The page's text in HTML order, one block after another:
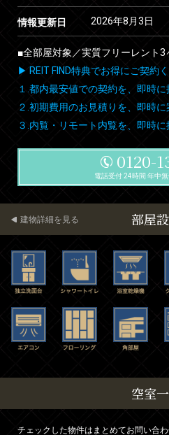
情報更新日 2026年8月3日
■全部屋対象／実質フリーレント3
▶ REIT FIND特典でお得にご契約く
１.都内最安値での契約を、即時に
２.初期費用のお見積りを、即時に
３.内覧・リモート内覧を、即時に
0120-
電話受付 24時間 年中
部屋
建物詳細を見る
空室
チェックした物件はまとめてお問い合